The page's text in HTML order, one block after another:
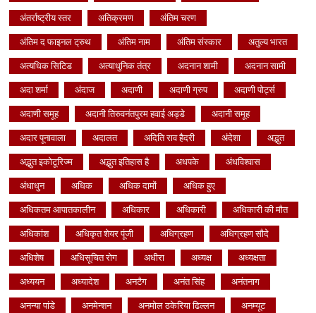
अंतर्राष्ट्रीय स्तर अतिक्रमण अंतिम चरण
अंतिम द फाइनल ट्रुथ अंतिम नाम अंतिम संस्कार अतुल्य भारत
अत्यधिक सिटिड अत्याधुनिक तंत्र अदनान शामी अदनान सामी
अदा शर्मा अंदाज अदाणी अदाणी ग्रुप अदाणी पोर्ट्स
अदाणी समूह अदानी तिरुवनंतपुरम हवाई अड्डे अदानी समूह
अदार पूनावाला अदालत अदिति राव हैदरी अंदेशा अद्भुत
अद्भुत इकोटूरिज्म अद्भुत इतिहास है अधपके अंधविश्वास
अंधाधुन अधिक अधिक दामों अधिक हुए
अधिकतम आपातकालीन अधिकार अधिकारी अधिकारी की मौत
अधिकांश अधिकृत शेयर पूंजी अधिग्रहण अधिग्रहण सौदे
अधिशेष अधिसूचित रोग अधीरा अध्यक्ष अध्यक्षता
अध्ययन अध्यादेश अनटैग अनंत सिंह अनंतनाग
अनन्या पांडे अनमेन्शन अनमोल ठकेरिया ढिल्लन अनम्यूट